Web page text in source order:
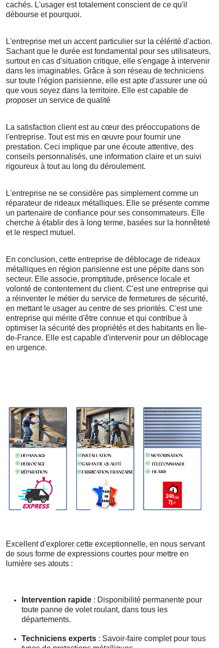
cachés. L'usager est totalement conscient de ce qu'il
débourse et pourquoi.
L'entreprise met un accent particulier sur la célérité d'action.
Sachant que le durée est fondamental pour ses utilisateurs,
surtout en cas d'situation critique, elle s'engage à intervenir
dans les imaginables. Grâce à son réseau de techniciens
sur toute l'région parisienne, elle est apte d'assurer une où
que vous soyez dans la territoire. Elle est capable de
proposer un service de qualité
La satisfaction client est au cœur des préoccupations de
l'entreprise. Tout est mis en œuvre pour fournir une
prestation. Ceci implique par une écoute attentive, des
conseils personnalisés, une information claire et un suivi
rigoureux à tout au long du déroulement.
L'entreprise ne se considère pas simplement comme un
réparateur de rideaux métalliques. Elle se présente comme
un partenaire de confiance pour ses consommateurs. Elle
cherche à établir des à long terme, basées sur la honnêteté
et le respect mutuel.
En conclusion, cette entreprise de déblocage de rideaux
métalliques en région parisienne est une pépite dans son
secteur. Elle associe, promptitude, présence locale et
volonté de contentement du client. C'est une entreprise qui
a réinventer le métier du service de fermetures de sécurité,
en mettant le usager au centre de ses priorités. C'est une
entreprise qui mérite d'être connue et qui contribue à
optimiser la sécurité des propriétés et des habitants en Île-
de-France. Elle est capable d'intervenir pour un déblocage
en urgence.
Excellent d'explorer cette exceptionnelle, en nous servant
de sous forme de expressions courtes pour mettre en
lumière ses atouts :
Intervention rapide : Disponibilité permanente pour
toute panne de volet roulant, dans tous les
départements.
Techniciens experts : Savoir-faire complet pour tous